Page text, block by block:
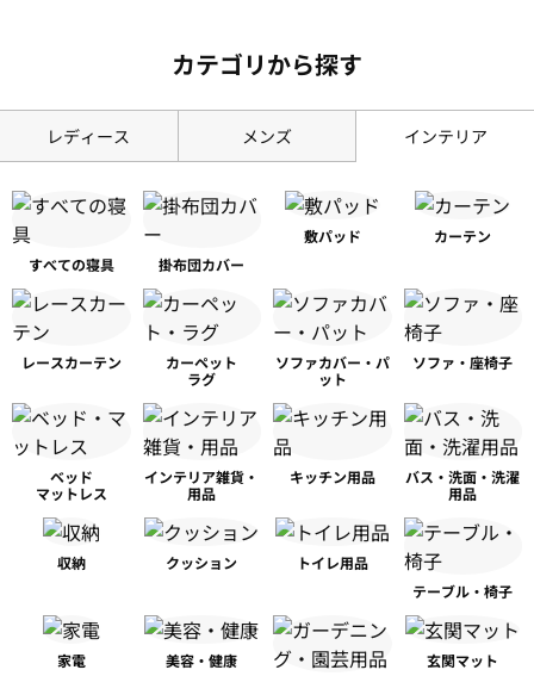
カテゴリから探す
レディース メンズ インテリア
すべての寝具 掛布団カバー
敷パッド カーテン
レースカーテン
カーペット
ラグ
ソファカバー・パ
ット
ソファ・座椅子
ベッド
マットレス
インテリア雑貨・
用品
キッチン用品
バス・洗面・洗濯
用品
収納 クッション
トイレ用品
テーブル・椅子
家電
美容・健康
玄関マット